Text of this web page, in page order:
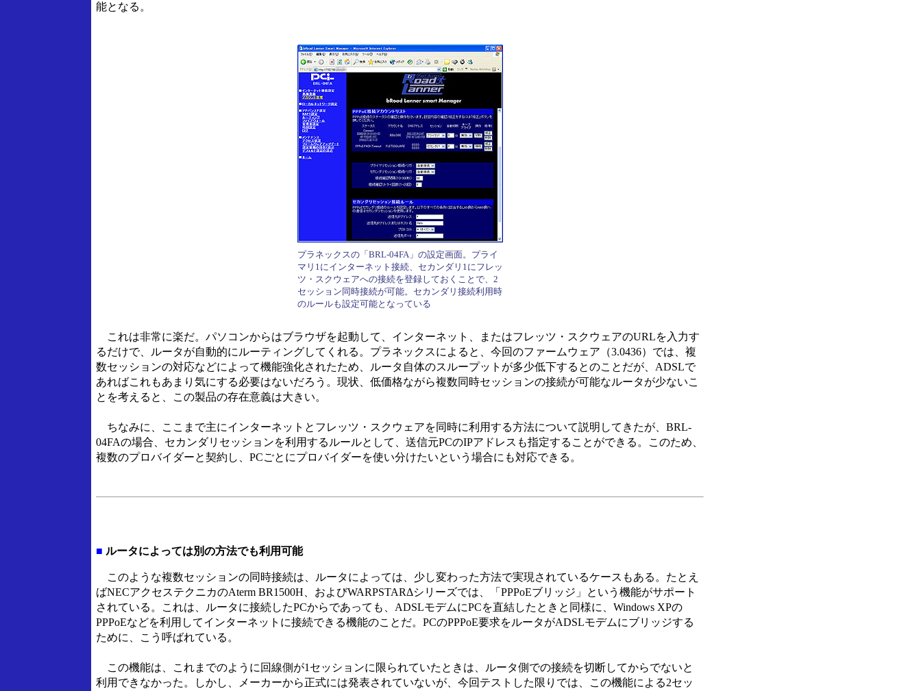
能となる。
プラネックスの「BRL-04FA」の設定画面。プライ
マリ1にインターネット接続、セカンダリ1にフレッ
ツ・スクウェアへの接続を登録しておくことで、2
セッション同時接続が可能。セカンダリ接続利用時
のルールも設定可能となっている
これは非常に楽だ。パソコンからはブラウザを起動して、インターネット、またはフレッツ・スクウェアのURLを入力す
るだけで、ルータが自動的にルーティングしてくれる。プラネックスによると、今回のファームウェア（3.0436）では、複
数セッションの対応などによって機能強化されたため、ルータ自体のスループットが多少低下するとのことだが、ADSLで
あればこれもあまり気にする必要はないだろう。現状、低価格ながら複数同時セッションの接続が可能なルータが少ないこ
とを考えると、この製品の存在意義は大きい。
ちなみに、ここまで主にインターネットとフレッツ・スクウェアを同時に利用する方法について説明してきたが、BRL-
04FAの場合、セカンダリセッションを利用するルールとして、送信元PCのIPアドレスも指定することができる。このため、
複数のプロバイダーと契約し、PCごとにプロバイダーを使い分けたいという場合にも対応できる。
■ ルータによっては別の方法でも利用可能
このような複数セッションの同時接続は、ルータによっては、少し変わった方法で実現されているケースもある。たとえ
ばNECアクセステクニカのAterm BR1500H、およびWARPSTARΔシリーズでは、「PPPoEブリッジ」という機能がサポート
されている。これは、ルータに接続したPCからであっても、ADSLモデムにPCを直結したときと同様に、Windows XPの
PPPoEなどを利用してインターネットに接続できる機能のことだ。PCのPPPoE要求をルータがADSLモデムにブリッジする
ために、こう呼ばれている。
この機能は、これまでのように回線側が1セッションに限られていたときは、ルータ側での接続を切断してからでないと
利用できなかった。しかし、メーカーから正式には発表されていないが、今回テストした限りでは、この機能による2セッ